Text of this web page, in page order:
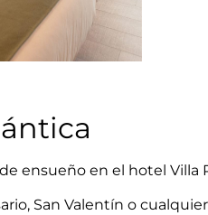
ensueño en el hotel
San Valentín o